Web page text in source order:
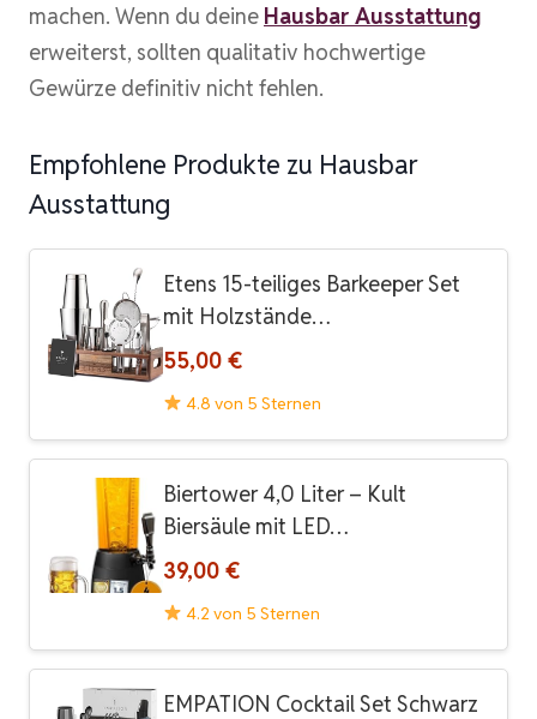
machen. Wenn du deine Hausbar Ausstattung
erweiterst, sollten qualitativ hochwertige
Gewürze definitiv nicht fehlen.
Empfohlene Produkte zu Hausbar
Ausstattung
Etens 15-teiliges Barkeeper Set
mit Holzstände…
55,00 €
4.8 von 5 Sternen
Biertower 4,0 Liter – Kult
Biersäule mit LED…
39,00 €
4.2 von 5 Sternen
EMPATION Cocktail Set Schwarz